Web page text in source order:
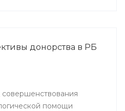
донорства в РБ
помощи